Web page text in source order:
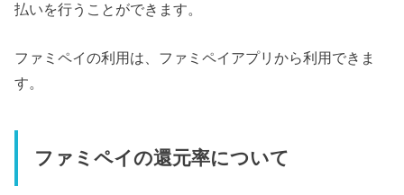
払いを行うことができます。
ファミペイの利用は、ファミペイアプリから利用できま
す。
ファミペイの還元率について